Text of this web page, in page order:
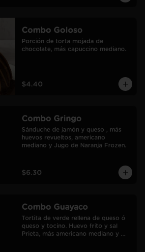
Combo Goloso
Porción de torta mojada de
chocolate, más capuccino mediano.
$4.40
Combo Gringo
Sánduche de jamón y queso , más
huevos revueltos, americano
mediano y Jugo de Naranja Frozen.
$6.30
Combo Guayaco
Tortita de verde rellena de queso ó
queso y tocino. Huevo frito y sal
Prieta, más americano mediano y